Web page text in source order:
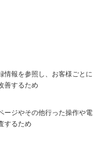
情報を参照し、お客様ごとに
善するため
ージやその他行った操作や電
するため